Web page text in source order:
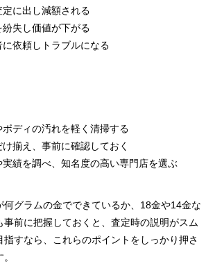
に出し減額される
失し価値が下がる
依頼しトラブルになる
ディの汚れを軽く清掃する
揃え、事前に確認しておく
績を調べ、知名度の高い専門店を選ぶ
グラムの金でできているか、18金や14金な
事前に把握しておくと、査定時の説明がスム
すなら、これらのポイントをしっかり押さ